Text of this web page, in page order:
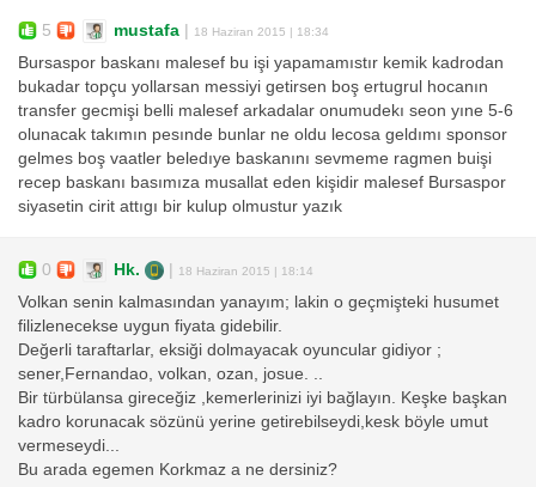
5 mustafa 18 Haziran 2015 | 18:34
Bursaspor baskanı malesef bu işi yapamamıstır kemik kadrodan
bukadar topçu yollarsan messiyi getirsen boş ertugrul hocanın
transfer gecmişi belli malesef arkadalar onumudekı seon yıne 5-6
olunacak takımın pesınde bunlar ne oldu lecosa geldımı sponsor
gelmes boş vaatler beledıye baskanını sevmeme ragmen buişi
recep baskanı basımıza musallat eden kişidir malesef Bursaspor
siyasetin cirit attıgı bir kulup olmustur yazık
0 Hk. 18 Haziran 2015 | 18:14
Volkan senin kalmasından yanayım; lakin o geçmişteki husumet
filizlenecekse uygun fiyata gidebilir.
Değerli taraftarlar, eksiği dolmayacak oyuncular gidiyor ;
sener,Fernandao, volkan, ozan, josue. ..
Bir türbülansa gireceğiz ,kemerlerinizi iyi bağlayın. Keşke başkan
kadro korunacak sözünü yerine getirebilseydi,kesk böyle umut
vermeseydi...
Bu arada egemen Korkmaz a ne dersiniz?